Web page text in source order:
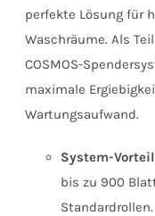
perfekte Lösung für
Waschräume. Als
COSMOS-
maximale
Wartungsaufwand.
System-
bis zu 900
Standardrollen.